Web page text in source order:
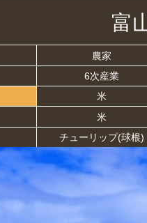
富
農家
6次産業
米
米
チューリップ(球根)